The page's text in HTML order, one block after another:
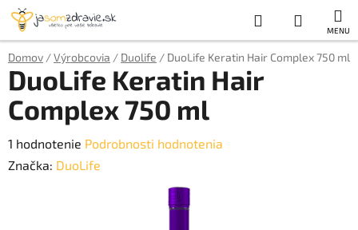
Prejsť
obsah
Hľadať
KOŠÍK
Domov /Výrobcovia / Duolife / DuoLife Keratin Hair Complex 750 ml
DuoLife Keratin Hair
Complex 750 ml
Priemerné
hodnotenie
1 hodnotenie Podrobnosti hodnotenia
Značka: DuoLife